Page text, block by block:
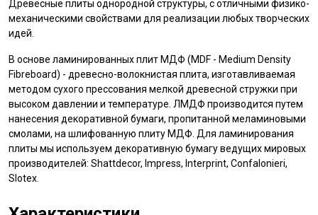
Древесные плиты однородной структуры, с отличными физико-
механическими свойствами для реализации любых творческих
идей.
В основе ламинированных плит МДФ (MDF - Medium Density
Fibreboard) - древесно-волокнистая плита, изготавливаемая
методом сухого прессования мелкой древесной стружки при
высоком давлении и температуре. ЛМДФ производится путем
нанесения декоративной бумаги, пропитанной меламиновыми
смолами, на шлифованную плиту МДФ. Для ламинирования
плиты мы используем декоративную бумагу ведущих мировых
производителей: Shattdecor, Impress, Interprint, Confalonieri,
Slotex.